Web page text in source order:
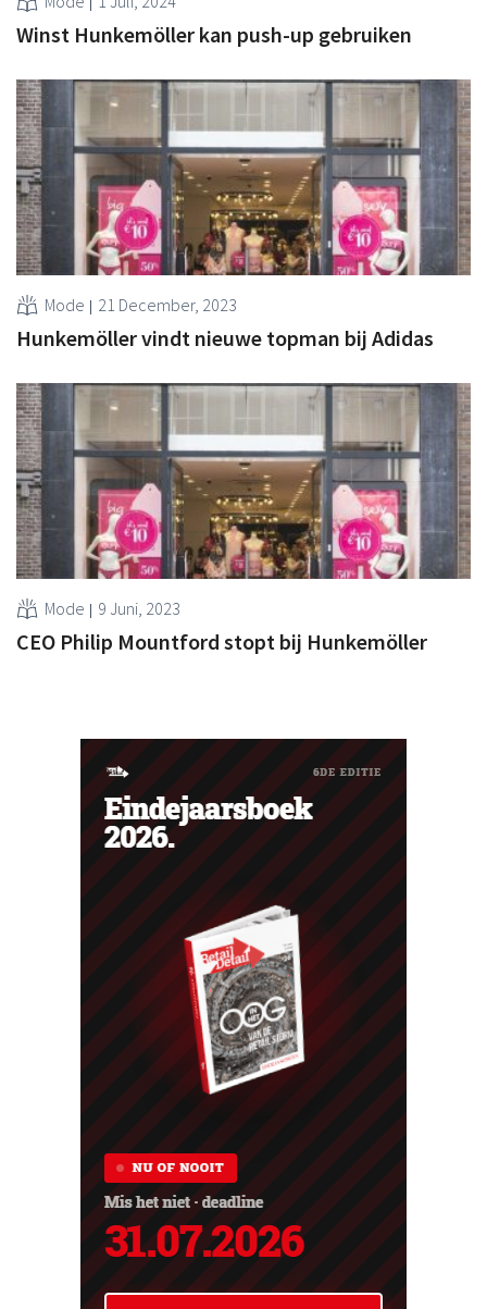
Winst Hunkemöller kan push-up gebruiken
Mode 21 December, 2023
Hunkemöller vindt nieuwe topman bij Adidas
Mode 9 Juni, 2023
CEO Philip Mountford stopt bij Hunkemöller